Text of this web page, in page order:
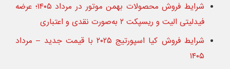
شرایط فروش محصولات بهمن موتور در مرداد ۱۴۰۵؛ عرضه
فیدلیتی الیت و ریسپکت ۲ به‌صورت نقدی و اعتباری
شرایط فروش کیا اسپورتیج ۲۰۲۵ با قیمت جدید – مرداد
۱۴۰۵